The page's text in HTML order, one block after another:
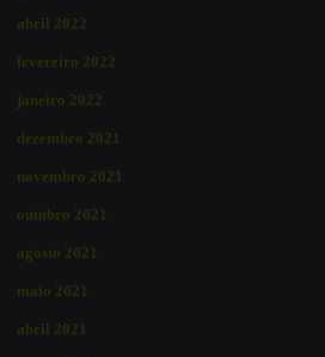
abril 2022
fevereiro 2022
janeiro 2022
dezembro 2021
novembro 2021
outubro 2021
agosto 2021
maio 2021
abril 2021